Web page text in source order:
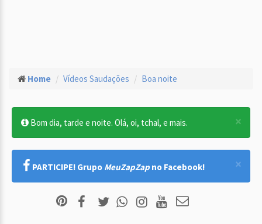
Home Vídeos Saudações Boa noite
×
Bom dia, tarde e noite. Olá, oi, tchal, e mais.
×
PARTICIPE! Grupo MeuZapZap no Facebook!